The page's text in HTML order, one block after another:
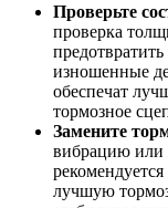
Проверьте
проверка
изношенные
обеспечат
тормозное
Замените
вибрацию или
лучшую